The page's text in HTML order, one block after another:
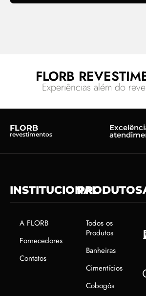
FLORB
Experiências além do
FLORB
revestimentos
INSTITUCIONAL
A FLORB
Fornecedores
Contatos
PRODUTOS
Todos os
Produtos
Banheiras
Cimentícios
Cobogós